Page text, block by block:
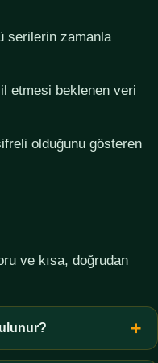
serilerin zamanla
etmesi beklenen veri
olduğunu gösteren
ve kısa, doğrudan
terim açıklamaları, veri